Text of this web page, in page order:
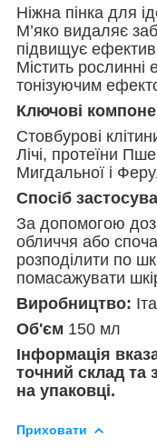
Ніжна пінка для
М’яко видаляє
підвищує
Містить рослинні
тонізуючим
Ключові
Стовбурові
Лічі, протеїни
Мигдальної і
Спосіб
За допомогою
обличчя або
розподілити по
помасажувати
Виробництво:
Об'єм 150 мл
Інформація
точний склад та
на упаковці.
Приховати